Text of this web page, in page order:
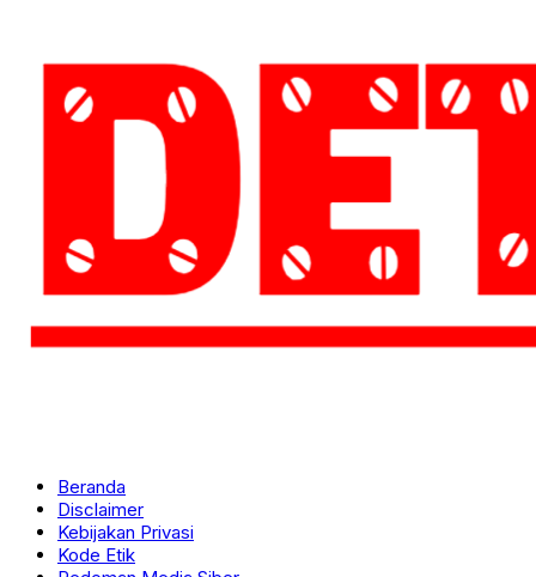
Beranda
Disclaimer
Kebijakan Privasi
Kode Etik